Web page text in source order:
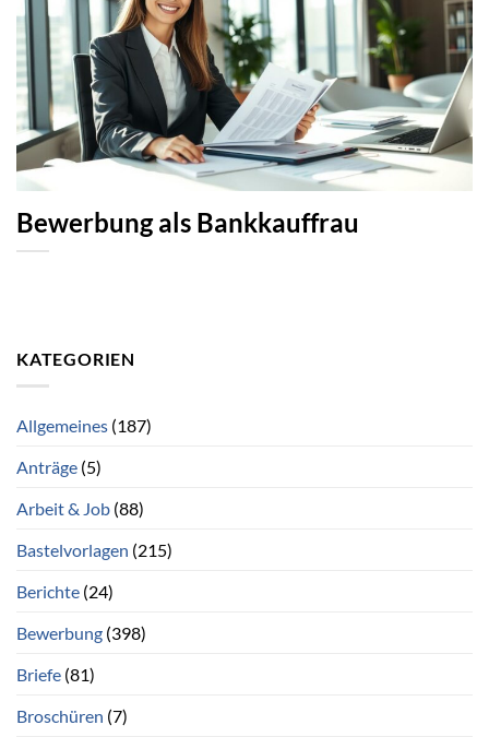
Bewerbung als Bankkauffrau
KATEGORIEN
Allgemeines (187)
Anträge (5)
Arbeit & Job (88)
Bastelvorlagen (215)
Berichte (24)
Bewerbung (398)
Briefe (81)
Broschüren (7)